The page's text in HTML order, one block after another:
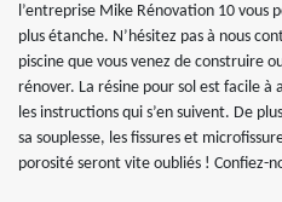
l’entreprise Mike Rénovation 10
plus étanche. N’hésitez pas à nous
piscine que vous venez de construire
rénover. La résine pour sol est facile
les instructions qui s’en suivent. De
sa souplesse, les fissures et
porosité seront vite oubliés ! Confiez-